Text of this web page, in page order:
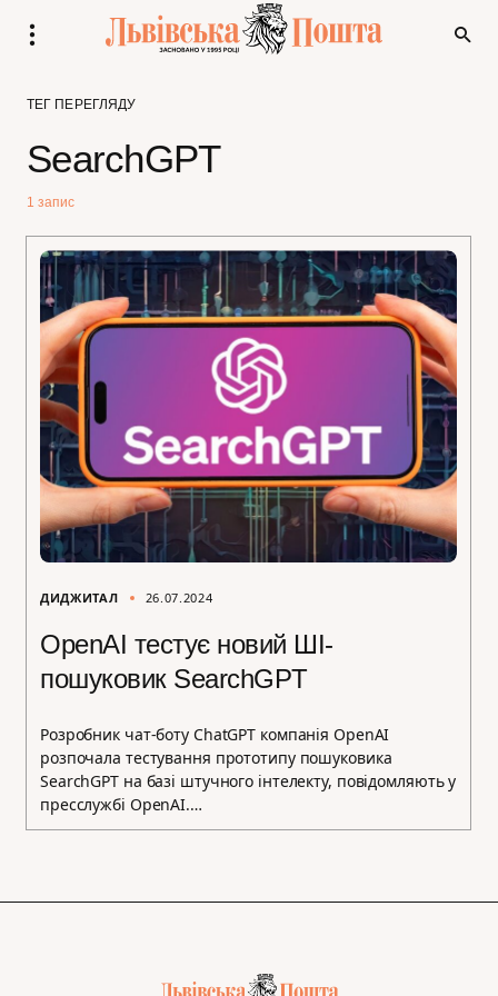
ТЕГ ПЕРЕГЛЯДУ
SearchGPT
1 запис
ДИДЖИТАЛ 26.07.2024
OpenAI тестує новий ШІ-
пошуковик SearchGPT
Розробник чат-боту ChatGPT компанія OpenAI
розпочала тестування прототипу пошуковика
SearchGPT на базі штучного інтелекту, повідомляють у
пресслужбі OpenAI.…